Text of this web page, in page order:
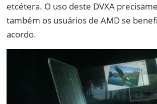
etcétera. O uso deste DVXA
também os usuários de AMD se
acordo.